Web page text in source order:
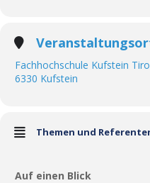
Fachhochschule Kufstein
6330 Kufstein
Themen und
Auf einen Blick